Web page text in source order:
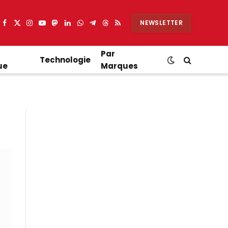
Facebook
X
Instagram
YouTube
Mastodon
LinkedIn
WhatsApp
Partager
Telegram
Threads
RSS NEWSLETTER
Technologie
Par
Marques